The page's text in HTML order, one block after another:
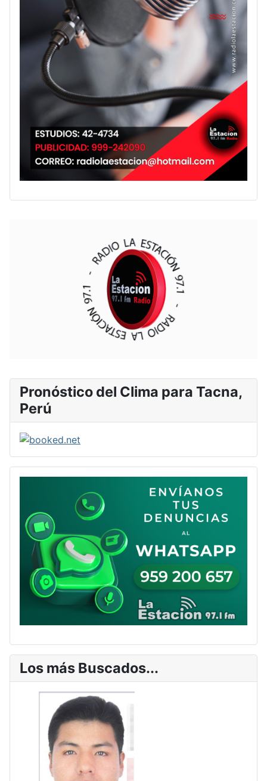
Pronóstico del Clima para Tacna,
Perú
Los más Buscados...